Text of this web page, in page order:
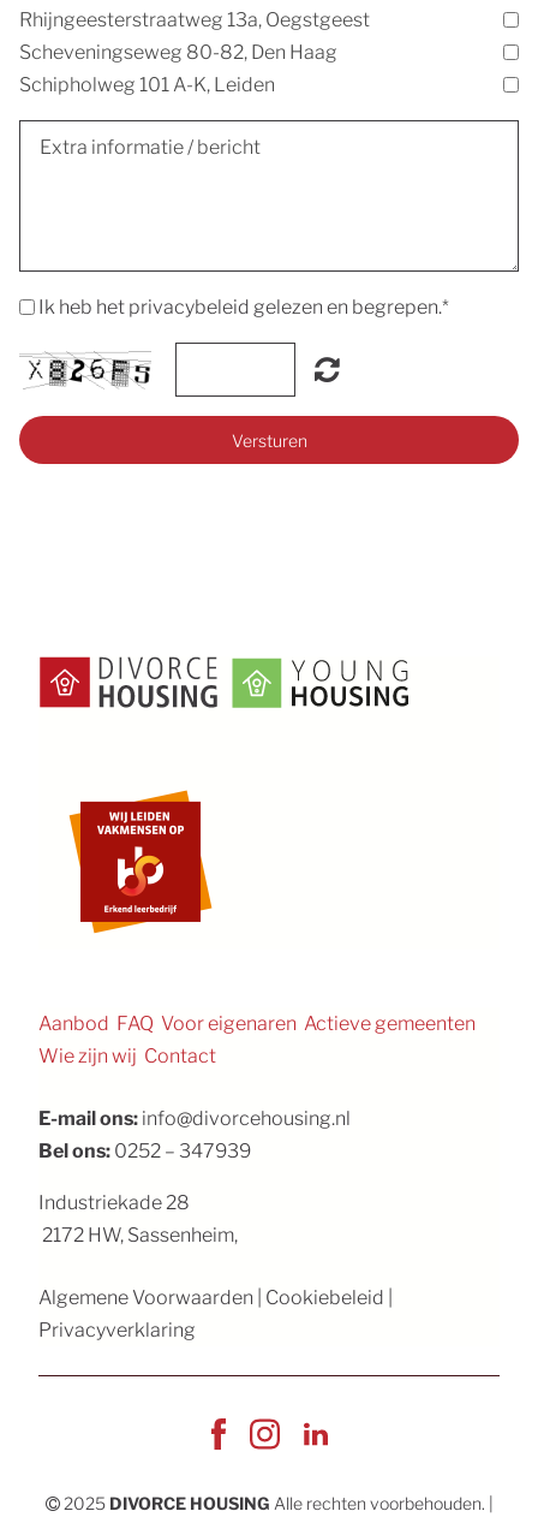
Rhijngeesterstraatweg 13a, Oegstgeest
Scheveningseweg 80-82, Den Haag
Schipholweg 101 A-K, Leiden
Ik heb het privacybeleid gelezen en begrepen.*
Versturen
Aanbod FAQ Voor eigenaren Actieve gemeenten
Wie zijn wij Contact
E-mail ons: info@divorcehousing.nl
Bel ons: 0252 – 347939
Industriekade 28
2172 HW, Sassenheim,
Algemene Voorwaarden Cookiebeleid
Privacyverklaring
2025 DIVORCE HOUSING Alle rechten voorbehouden.